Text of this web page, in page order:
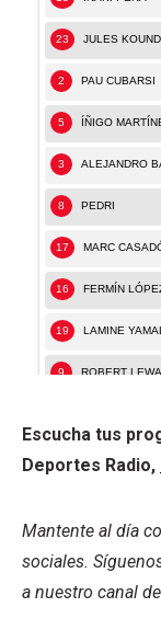
Escucha tus
Deportes Radio,
Mantente al día
sociales.
a nuestro canal de